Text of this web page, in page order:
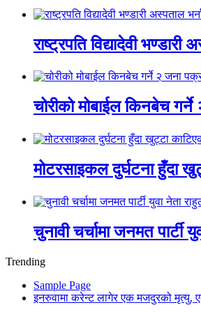
राष्ट्रपति विद्यादेवी भण्डारी
चोरीको मोबाईल किनबेच
मोटरसाइकल दुर्घटना हुँदा
चुनावी चर्चामा जनमत पार्टी
Trending
Sample Page
इनरुवामा करेन्ट लागेर एक मजदुरको मृत्यु,